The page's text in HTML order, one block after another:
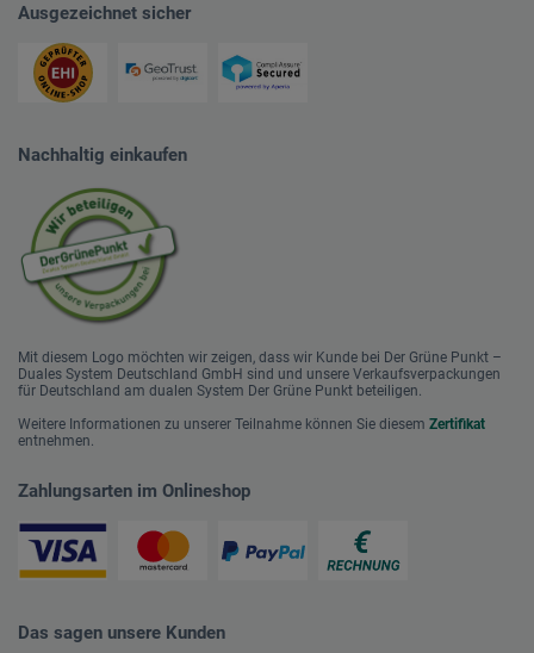
Ausgezeichnet sicher
Nachhaltig einkaufen
Mit diesem Logo möchten wir zeigen, dass wir Kunde bei Der Grüne Punkt –
Duales System Deutschland GmbH sind und unsere Verkaufsverpackungen
für Deutschland am dualen System Der Grüne Punkt beteiligen.
Weitere Informationen zu unserer Teilnahme können Sie diesem Zertifikat
entnehmen.
Zahlungsarten im Onlineshop
Das sagen unsere Kunden